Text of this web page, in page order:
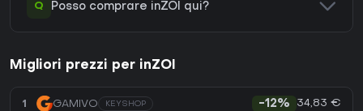
Q Posso comprare inZOI qui?
Migliori prezzi per inZOI
1 GAMIVO KEYSHOP -12% 34,83 €